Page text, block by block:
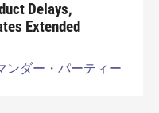
Delays,
Extended
ンダー・パーティー